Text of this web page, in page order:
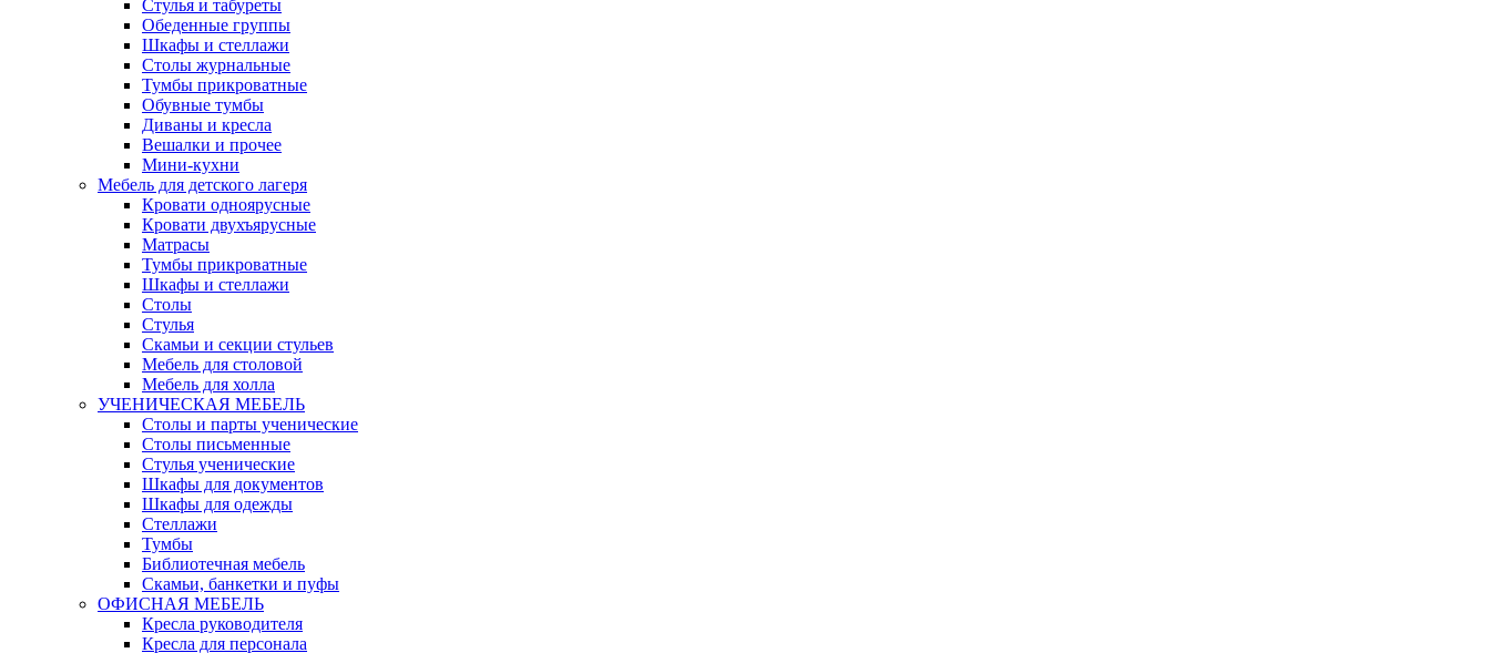
Стулья и табуреты
Обеденные группы
Шкафы и стеллажи
Столы журнальные
Тумбы прикроватные
Обувные тумбы
Диваны и кресла
Вешалки и прочее
Мини-кухни
Мебель для детского лагеря
Кровати одноярусные
Кровати двухъярусные
Матрасы
Тумбы прикроватные
Шкафы и стеллажи
Столы
Стулья
Скамьи и секции стульев
Мебель для столовой
Мебель для холла
УЧЕНИЧЕСКАЯ МЕБЕЛЬ
Столы и парты ученические
Столы письменные
Стулья ученические
Шкафы для документов
Шкафы для одежды
Стеллажи
Тумбы
Библиотечная мебель
Скамьи, банкетки и пуфы
ОФИСНАЯ МЕБЕЛЬ
Кресла руководителя
Кресла для персонала